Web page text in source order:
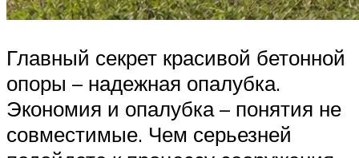
Главный секрет красивой бетонной
опоры – надежная опалубка.
Экономия и опалубка – понятия не
совместимые. Чем серьезней